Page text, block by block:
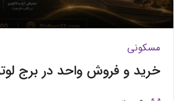
و فروش واحد در برج لوتوس